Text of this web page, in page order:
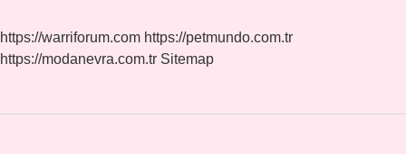
https://warriforum.com https://petmundo.com.tr
https://modanevra.com.tr Sitemap